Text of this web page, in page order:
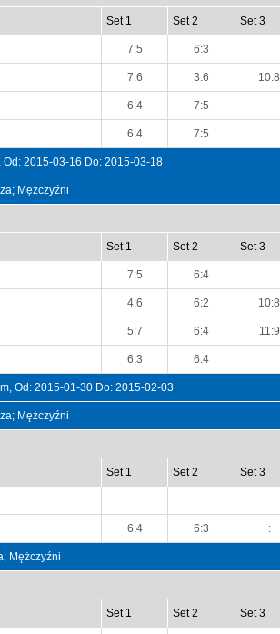
Set 1 Set 2 Set 3
7:5 6:3
7:6 3:6 10:8
6:4 7:5
6:4 7:5
2015-03-16 Do: 2015-03-18
Mężczyźni
Set 1 Set 2 Set 3
7:5 6:4
4:6 6:2 10:8
5:7 6:4 11:9
6:3 6:4
Od: 2015-01-30 Do: 2015-02-03
Mężczyźni
Set 1 Set 2 Set 3
6:4 6:3 :
Mężczyźni
Set 1 Set 2 Set 3